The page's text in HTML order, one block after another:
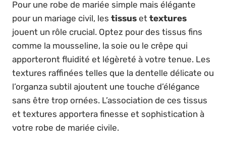
Pour une robe de mariée simple mais élégante
pour un mariage civil, les tissus et textures
jouent un rôle crucial. Optez pour des tissus fins
comme la mousseline, la soie ou le crêpe qui
apporteront fluidité et légèreté à votre tenue. Les
textures raffinées telles que la dentelle délicate ou
l’organza subtil ajoutent une touche d’élégance
sans être trop ornées. L’association de ces tissus
et textures apportera finesse et sophistication à
votre robe de mariée civile.